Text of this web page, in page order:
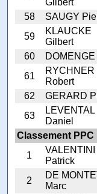
58
SAUGY
59
KLAUCKE
Gilbert
60
61
RYCHNER
Robert
62
GERARD
63
LEVENTAL
Daniel
Classement PPC
1
VALENTINI
Patrick
2
DE
Marc